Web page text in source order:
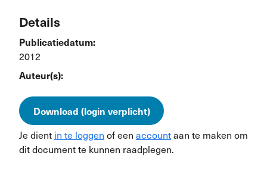
Details
Publicatiedatum:
2012
Auteur(s):
Download (login verplicht)
Je dient in te loggen of een accountaan te maken om
dit document te kunnen raadplegen.